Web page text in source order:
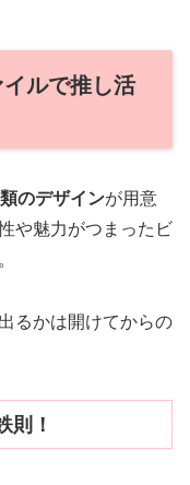
ルで推し活
のデザインが用意
や魅力がつまったビ
るかは開けてからの
則！